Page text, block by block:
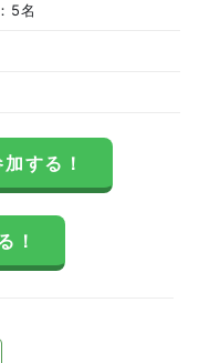
5名
する！
！